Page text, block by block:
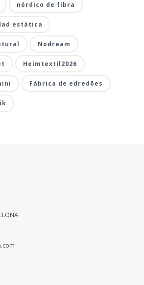
nórdico de fibra
estática
Nodream
Heimtextil2026
Fábrica de edredões